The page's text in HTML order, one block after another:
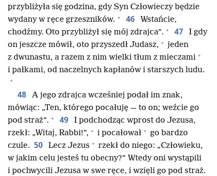
przybliżyła się godzina, gdy Syn Człowieczy będzie
wydany w ręce grzeszników. + 46
Wstańcie,
chodźmy. Oto przybliżył się mój zdrajca”. + 47
I gdy
on jeszcze mówił, oto przyszedł Judasz, + jeden
z dwunastu, a razem z nim wielki tłum z mieczami +
i pałkami, od naczelnych kapłanów i starszych ludu.
+
48
A jego zdrajca wcześniej podał im znak,
mówiąc: „Ten, którego pocałuję — to on; weźcie go
pod straż”. + 49
I podchodząc wprost do Jezusa,
rzekł: „Witaj, Rabbi!”, + i pocałował + go bardzo
czule. 50 Lecz Jezus + rzekł do niego: „Człowieku,
w jakim celu jesteś tu obecny?” Wtedy oni wystąpili
i pochwycili Jezusa w swe ręce, i wzięli go pod straż.